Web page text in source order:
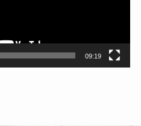
09:19